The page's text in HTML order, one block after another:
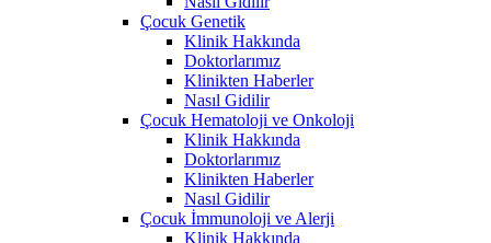
Çocuk Genetik
Klinik Hakkında
Doktorlarımız
Klinikten Haberler
Nasıl Gidilir
Çocuk Hematoloji ve Onkoloji
Klinik Hakkında
Doktorlarımız
Klinikten Haberler
Nasıl Gidilir
Çocuk İmmunoloji ve Alerji
Klinik Hakkında